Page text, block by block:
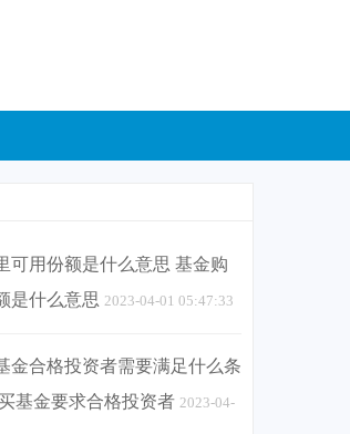
可用份额是什么意思 基金购
是什么意思 2023-04-01 05:47:33
金合格投资者需要满足什么条
基金要求合格投资者 2023-04-